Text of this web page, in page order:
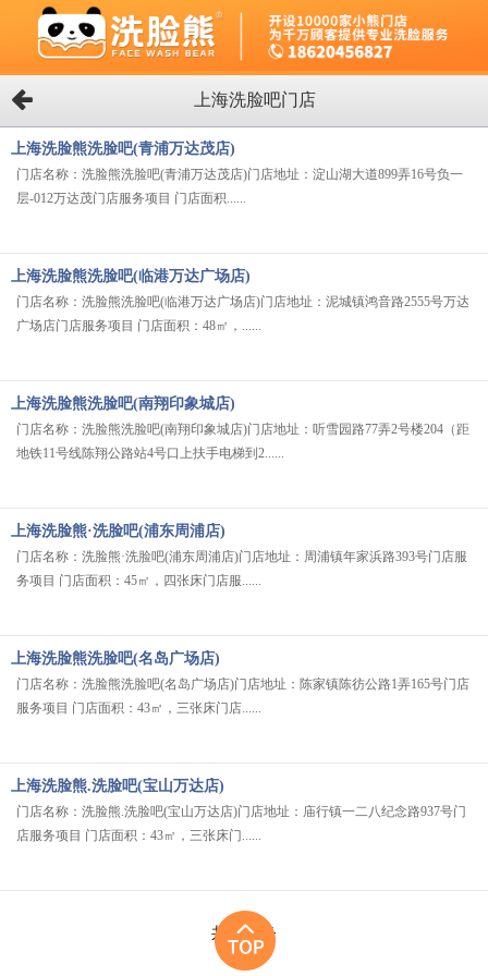
上海洗脸吧门店
上海洗脸熊洗脸吧(青浦万达茂店)
门店名称：洗脸熊洗脸吧(青浦万达茂店)门店地址：淀山湖大道899弄16号负一
层-012万达茂门店服务项目 门店面积......
上海洗脸熊洗脸吧(临港万达广场店)
门店名称：洗脸熊洗脸吧(临港万达广场店)门店地址：泥城镇鸿音路2555号万达
广场店门店服务项目 门店面积：48㎡，......
上海洗脸熊洗脸吧(南翔印象城店)
门店名称：洗脸熊洗脸吧(南翔印象城店)门店地址：听雪园路77弄2号楼204（距
地铁11号线陈翔公路站4号口上扶手电梯到2......
上海洗脸熊·洗脸吧(浦东周浦店)
门店名称：洗脸熊·洗脸吧(浦东周浦店)门店地址：周浦镇年家浜路393号门店服
务项目 门店面积：45㎡，四张床门店服......
上海洗脸熊洗脸吧(名岛广场店)
门店名称：洗脸熊洗脸吧(名岛广场店)门店地址：陈家镇陈彷公路1弄165号门店
服务项目 门店面积：43㎡，三张床门店......
上海洗脸熊.洗脸吧(宝山万达店) ​
门店名称：洗脸熊.洗脸吧(宝山万达店)门店地址：庙行镇一二八纪念路937号门
店服务项目 门店面积：43㎡，三张床门......
共 页 条